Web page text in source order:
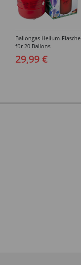
Ballongas Helium-Flasche
für 20 Ballons
29,99 €